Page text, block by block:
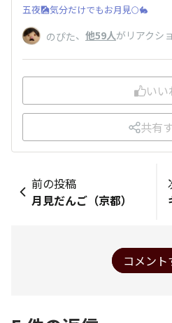
五夜🎑気分だけでもお月見🌕️🐇
のぴた、 他59人がリアクシ
いい
共有
前の投稿
月見だんご（京都）
コメント